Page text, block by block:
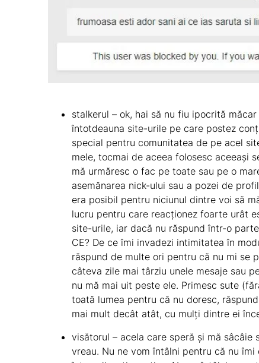
stalkerul – ok, hai să nu fiu ipocrită
întotdeauna site-urile pe care postez
special pentru comunitatea de pe acel
mele, tocmai de aceea folosesc aceeași
mă urmăresc o fac pe toate sau pe o
asemănarea nick-ului sau a pozei de
era posibil pentru niciunul dintre voi să
lucru pentru care reacționez foarte urât
site-urile, iar dacă nu răspund într-o
CE? De ce îmi invadezi intimitatea în
răspund de multe ori pentru că nu mi se
câteva zile mai târziu unele mesaje sau
nu mă mai uit peste ele. Primesc sute
toată lumea pentru că nu doresc,
mai mult decât atât, cu mulți dintre ei
visătorul – acela care speră și mă sâcâie
vreau. Nu ne vom întâlni pentru că nu